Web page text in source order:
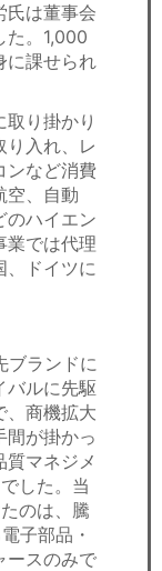
氏は董事会
た。1,000
に課せられ
り掛かり
り入れ、レ
ンなど消費
空、自動
のハイエン
業では代理
、ドイツに
ブランドに
バルに先駆
、商機拡大
間が掛かっ
マネジメ
した。当
のは、騰
子部品・
ースのみで